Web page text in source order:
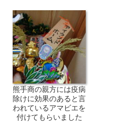
熊手商の親方には疫病
除けに効果のあると言
われているアマビエを
付けてもらいました